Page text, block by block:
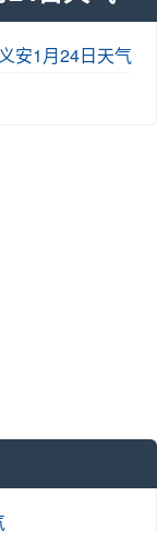
义安1月24日天气